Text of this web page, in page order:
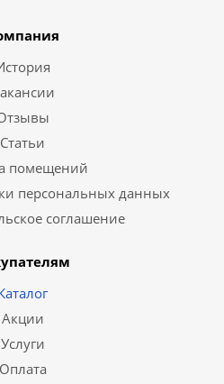
Статьи
помещений
персональных данных
соглашение
Акции
Услуги
Оплата